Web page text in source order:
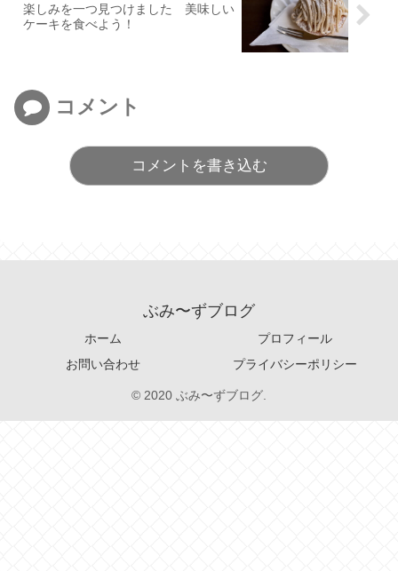
楽しみを一つ見つけました 美味しい
ケーキを食べよう！
コメント
コメントを書き込む
ぶみ〜ずブログ
ホーム
プロフィール
お問い合わせ
プライバシーポリシー
© 2020 ぶみ〜ずブログ.